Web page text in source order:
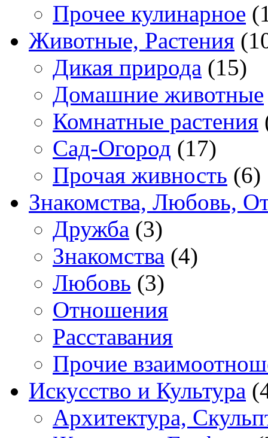
Прочее кулинарное
Животные, Растения
Дикая природа (15)
Домашние животные
Комнатные растения
Сад-Огород (17)
Прочая живность (6)
Знакомства, Любовь,
Дружба (3)
Знакомства (4)
Любовь (3)
Отношения
Расставания
Прочие
Искусство и Культура
Архитектура,